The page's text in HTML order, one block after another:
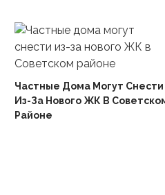
Частные Дома Могут Снести
Из-За Нового ЖК В
Районе